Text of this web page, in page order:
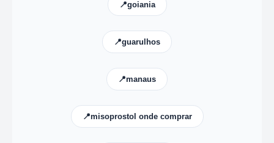
📍goiania
📍guarulhos
📍manaus
📍misoprostol onde comprar